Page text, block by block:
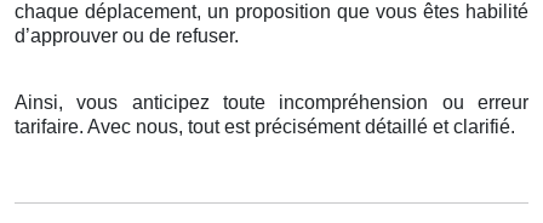
chaque déplacement, un proposition que vous êtes habilité
d’approuver ou de refuser.
Ainsi, vous anticipez toute incompréhension ou erreur
tarifaire. Avec nous, tout est précisément détaillé et clarifié.